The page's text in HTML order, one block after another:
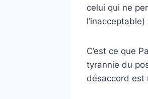
celui qui ne
C’est ce que
tyrannie du
désaccord est